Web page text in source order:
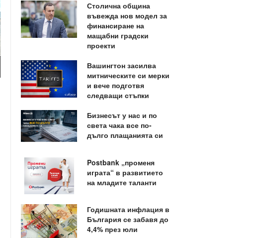
Столична община
въвежда нов модел за
финансиране на
мащабни градски
проекти
Вашингтон засилва
митническите си мерки
и вече подготвя
следващи стъпки
Бизнесът у нас и по
света чака все по-
дълго плащанията си
Postbank „променя
играта“ в развитието
на младите таланти
Годишната инфлация в
България се забавя до
4,4% през юли